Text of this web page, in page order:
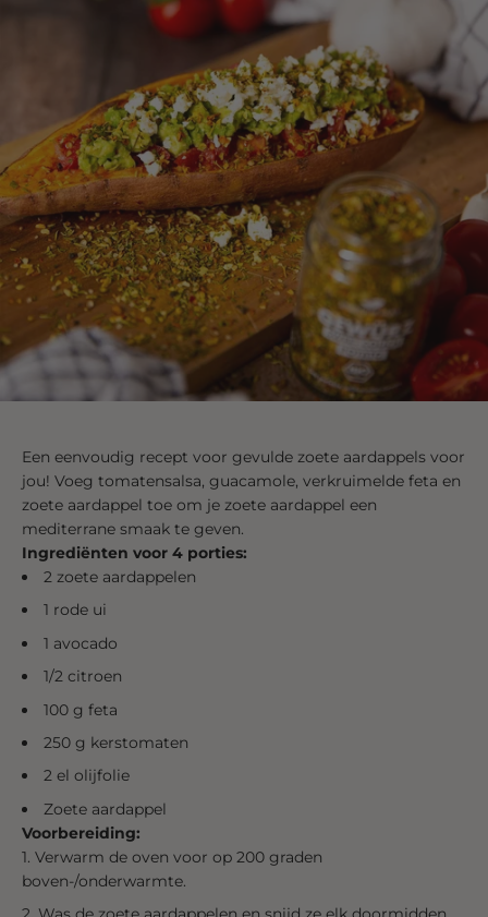
Een eenvoudig recept voor gevulde zoete aardappels voor
jou! Voeg tomatensalsa, guacamole, verkruimelde feta en
zoete aardappel toe om je zoete aardappel een
mediterrane smaak te geven.
Ingrediënten voor 4 porties:
2 zoete aardappelen
1 rode ui
1 avocado
1/2 citroen
100 g feta
250 g kerstomaten
2 el olijfolie
Zoete aardappel
Voorbereiding:
Verwarm de oven voor op 200 graden
boven-/onderwarmte.